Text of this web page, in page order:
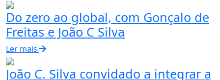
Do zero ao global, com Gonçalo de
Freitas e João C Silva
Ler mais
João C. Silva convidado a integrar a